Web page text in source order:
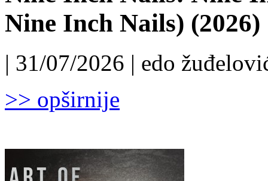
Nine Inch Nails) (2026)
| 31/07/2026 | edo
>> opširnije